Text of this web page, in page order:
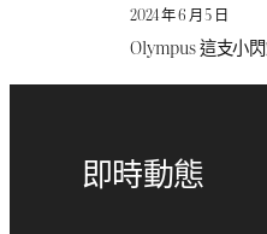
2024 年 6 月 5 日
Olympus 這支小
即時動態